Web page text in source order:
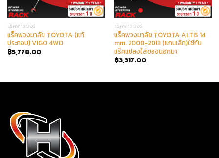
แร็คพาวเวอร์
แร็คพวงมาลัย TOYOTA (แท้
ประกอบ) VIGO 4WD
฿5,778.00
แร็คพาวเวอร์
แร็คพวงมาลัย TOYOTA ALTIS 14
mm. 2008-2013 (แกนเล็ก)ใช้กับ
แร็คแปลงใส่ของนอกมา
฿3,317.00